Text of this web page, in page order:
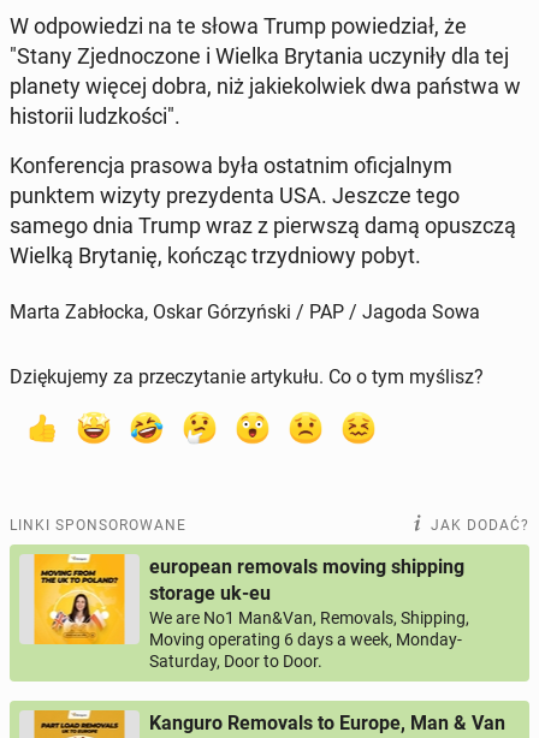
W od­po­wie­dzi na te słowa Trump po­wie­dział, że
"Stany Zjed­no­czo­ne i Wielka Bry­ta­nia uczy­ni­ły dla tej
planety więcej dobra, niż ja­kie­kol­wiek dwa państwa w
hi­sto­rii ludz­ko­ści".
Kon­fe­ren­cja prasowa była ostat­nim ofi­cjal­nym
punktem wizyty pre­zy­den­ta USA. Jeszcze tego
samego dnia Trump wraz z pierw­szą damą opusz­czą
Wielką Bry­ta­nię, kończąc trzy­dnio­wy pobyt.
Marta Zabłocka, Oskar Górzyński / PAP / Jagoda Sowa
Dziękujemy za przeczytanie artykułu. Co o tym myślisz?
LINKI SPONSOROWANE JAK DODAĆ?
european removals moving shipping
storage uk-eu
We are No1 Man&Van, Removals, Shipping,
Moving operating 6 days a week, Monday-
Saturday, Door to Door.
Kanguro Removals to Europe, Man & Van